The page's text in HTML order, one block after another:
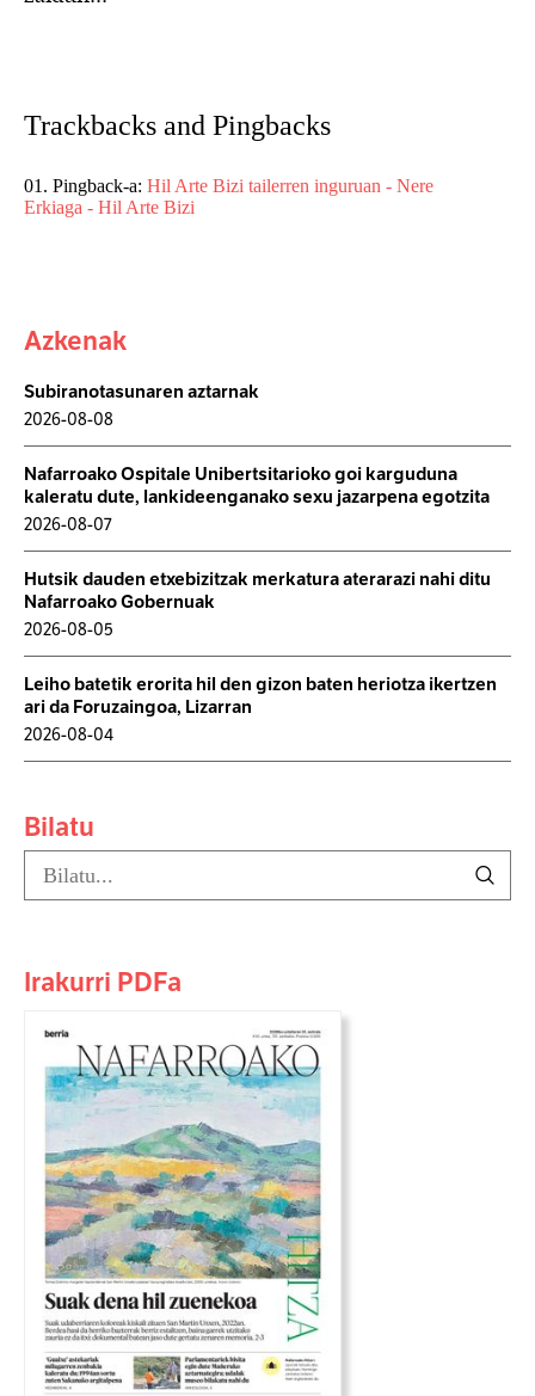
Trackbacks and Pingbacks
Pingback-a: Hil Arte Bizi tailerren inguruan - Nere
Erkiaga - Hil Arte Bizi
Azkenak
Subiranotasunaren aztarnak
2026-08-08
Nafarroako Ospitale Unibertsitarioko goi karguduna
kaleratu dute, lankideenganako sexu jazarpena egotzita
2026-08-07
Hutsik dauden etxebizitzak merkatura aterarazi nahi ditu
Nafarroako Gobernuak
2026-08-05
Leiho batetik erorita hil den gizon baten heriotza ikertzen
ari da Foruzaingoa, Lizarran
2026-08-04
Bilatu
Irakurri PDFa